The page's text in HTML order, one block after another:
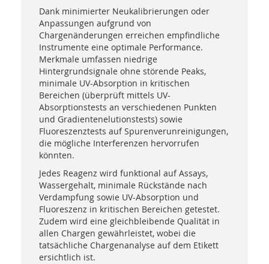
Dank minimierter Neukalibrierungen oder
Anpassungen aufgrund von
Chargenänderungen erreichen empfindliche
Instrumente eine optimale Performance.
Merkmale umfassen niedrige
Hintergrundsignale ohne störende Peaks,
minimale UV-Absorption in kritischen
Bereichen (überprüft mittels UV-
Absorptionstests an verschiedenen Punkten
und Gradientenelutionstests) sowie
Fluoreszenztests auf Spurenverunreinigungen,
die mögliche Interferenzen hervorrufen
könnten.
Jedes Reagenz wird funktional auf Assays,
Wassergehalt, minimale Rückstände nach
Verdampfung sowie UV-Absorption und
Fluoreszenz in kritischen Bereichen getestet.
Zudem wird eine gleichbleibende Qualität in
allen Chargen gewährleistet, wobei die
tatsächliche Chargenanalyse auf dem Etikett
ersichtlich ist.